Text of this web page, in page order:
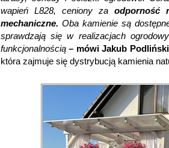
wapień L828, ceniony za odporność
mechaniczne. Oba kamienie są
sprawdzają się w realizacjach
funkcjonalnością– mówi Jakub
która zajmuje się dystrybucją kamienia